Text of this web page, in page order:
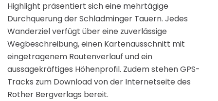
Highlight präsentiert sich eine mehrtägige
Durchquerung der Schladminger Tauern. Jedes
Wanderziel verfügt über eine zuverlässige
Wegbeschreibung, einen Kartenausschnitt mit
eingetragenem Routenverlauf und ein
aussagekräftiges Höhenprofil. Zudem stehen GPS-
Tracks zum Download von der Internetseite des
Rother Bergverlags bereit.